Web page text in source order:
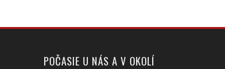
POČASIE U NÁS A V OKOLÍ